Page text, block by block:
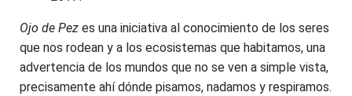
Ojo de Pez es una iniciativa al conocimiento de los seres
que nos rodean y a los ecosistemas que habitamos, una
advertencia de los mundos que no se ven a simple vista,
precisamente ahí dónde pisamos, nadamos y respiramos.